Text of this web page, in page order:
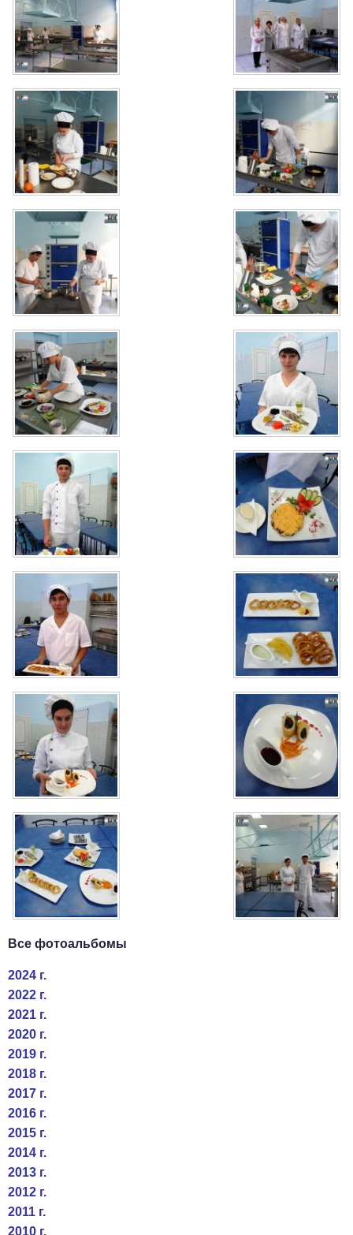
Все фотоальбомы
2024 г.
2022 г.
2021 г.
2020 г.
2019 г.
2018 г.
2017 г.
2016 г.
2015 г.
2014 г.
2013 г.
2012 г.
2011 г.
2010 г.